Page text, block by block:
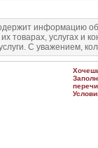
информацию
услугах и
С уважением,